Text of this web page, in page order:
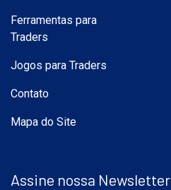
Ferramentas para
Traders
Jogos para Traders
Contato
Mapa do Site
Assine nossa Newsletter